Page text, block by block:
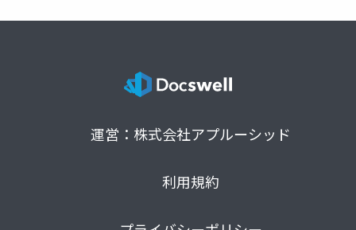
運営：株式会社アプルーシッド
利用規約